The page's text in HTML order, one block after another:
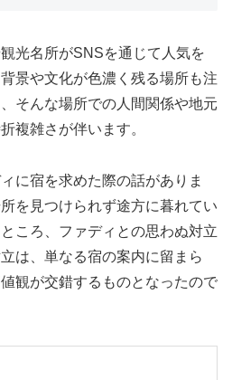
光名所がSNSを通じて人気を
景や文化が色濃く残る場所も注
そんな場所での人間関係や地元
複雑さが伴います。
に宿を求めた際の話がありま
を見つけられず途方に暮れてい
ころ、ファディとの思わぬ対立
は、単なる宿の案内に留まら
観が交錯するものとなったので